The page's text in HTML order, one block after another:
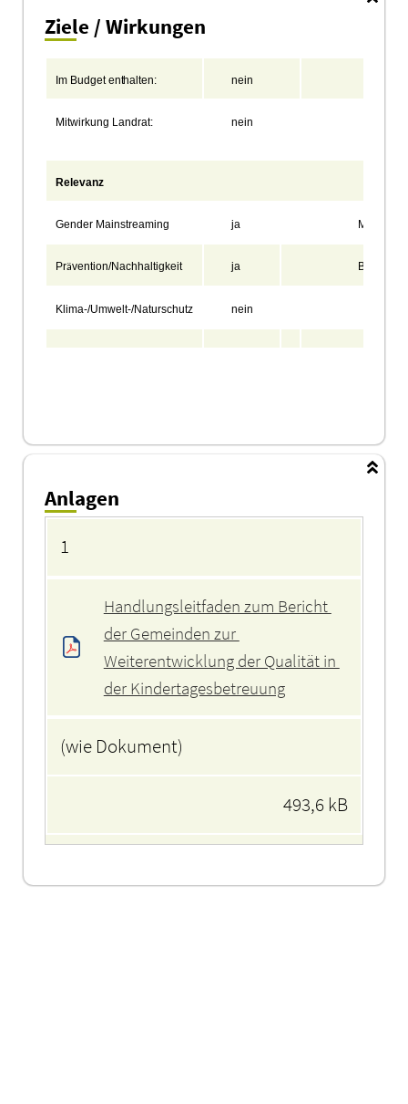
Ziele / Wirkungen
Im Budget enthalten: nein
Mitwirkung Landrat: nein
Relevanz
Gender Mainstreaming ja Migration
Prävention/Nachhaltigkeit ja Bildung
Klima-/Umwelt-/Naturschutz nein
Anlagen
1
Handlungsleitfaden zum Bericht
der Gemeinden zur
Weiterentwicklung der Qualität in
der Kindertagesbetreuung
(wie Dokument)
493,6 kB